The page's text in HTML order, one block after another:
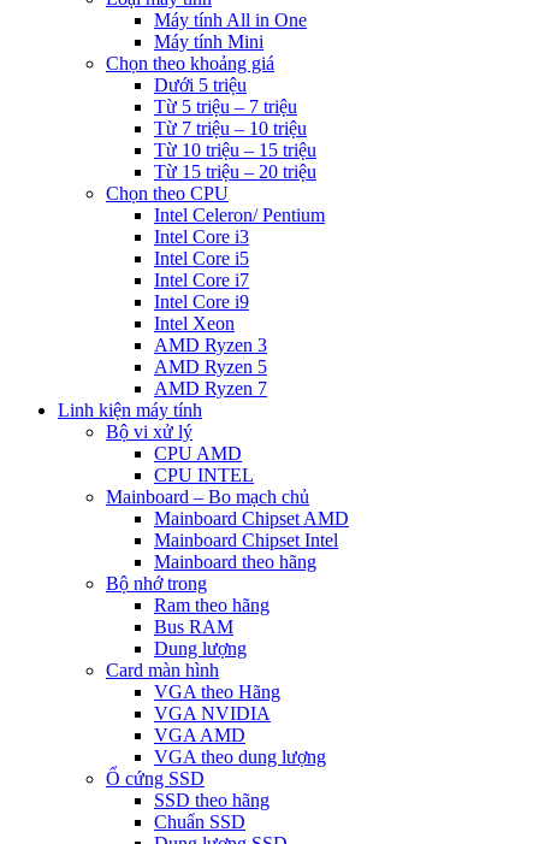
Máy tính All in One
Máy tính Mini
Chọn theo khoảng giá
Dưới 5 triệu
Từ 5 triệu – 7 triệu
Từ 7 triệu – 10 triệu
Từ 10 triệu – 15 triệu
Từ 15 triệu – 20 triệu
Chọn theo CPU
Intel Celeron/ Pentium
Intel Core i3
Intel Core i5
Intel Core i7
Intel Core i9
Intel Xeon
AMD Ryzen 3
AMD Ryzen 5
AMD Ryzen 7
Linh kiện máy tính
Bộ vi xử lý
CPU AMD
CPU INTEL
Mainboard – Bo mạch chủ
Mainboard Chipset AMD
Mainboard Chipset Intel
Mainboard theo hãng
Bộ nhớ trong
Ram theo hãng
Bus RAM
Dung lượng
Card màn hình
VGA theo Hãng
VGA NVIDIA
VGA AMD
VGA theo dung lượng
Ổ cứng SSD
SSD theo hãng
Chuẩn SSD